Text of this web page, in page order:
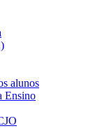
alunos
Ensino